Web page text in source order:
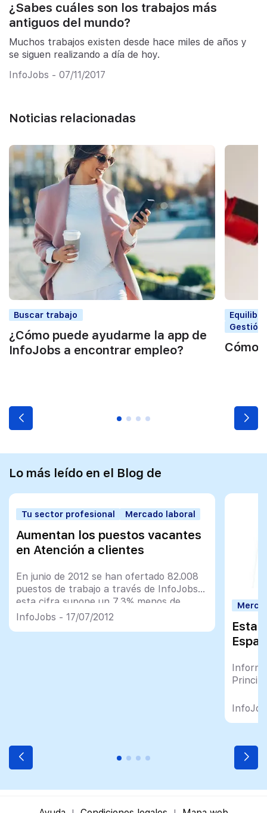
¿Sabes cuáles son los trabajos más
antiguos del mundo?
Muchos trabajos existen desde hace miles de años y
se siguen realizando a día de hoy.
InfoJobs - 07/11/2017
Noticias relacionadas
Buscar trabajo
¿Cómo puede ayudarme la app de
InfoJobs a encontrar empleo?
Gestión
Cómo
Lo más leído en el Blog de
Tu sector profesional Mercado laboral
Aumentan los puestos vacantes
en Atención a clientes
En junio de 2012 se han ofertado 82.008
puestos de trabajo a través de InfoJobs,
esta cifra supone un 7,3% menos de
ofertas que en junio de 2011. Se
InfoJobs - 17/07/2012